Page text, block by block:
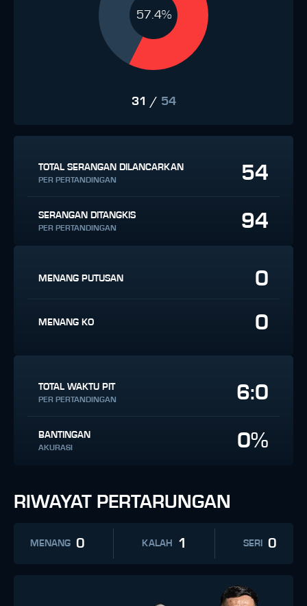
57.4%
31 / 54
TOTAL SERANGAN DILANCARKAN
PER PERTANDINGAN 54
SERANGAN DITANGKIS
PER PERTANDINGAN 94
MENANG PUTUSAN 0
MENANG KO 0
TOTAL WAKTU PIT
PER PERTANDINGAN 6:0
BANTINGAN
AKURASI 0%
RIWAYAT PERTARUNGAN
MENANG 0 KALAH 1 SERI 0